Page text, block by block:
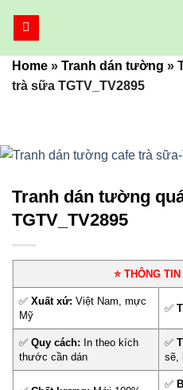
dungHome » Tranh dán tường »
trà sữa TGTV_TV2895
Tranh dán tường
TGTV_TV2895
⭐ THÔNG
✅Xuất xứ: Việt Nam, mực
Mỹ
✅
✅Quy cách: In theo kích
thước cần dán
✅
sẽ,
✅